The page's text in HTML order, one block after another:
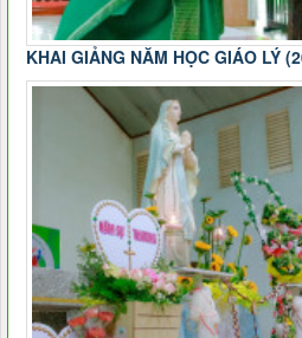
KHAI GIẢNG NĂM HỌC GIÁO LÝ